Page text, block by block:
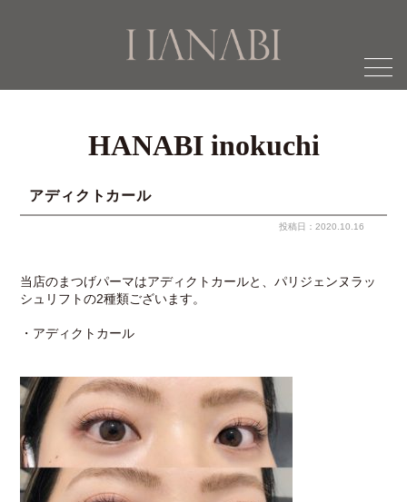
menu
HANABI inokuchi
アディクトカール
投稿日：2020.10.16
当店のまつげパーマはアディクトカールと、パリジェンヌラッ
シュリフトの2種類ございます。
・アディクトカール